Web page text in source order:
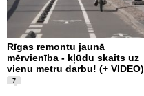
Rīgas remontu jaunā
mērvienība - kļūdu skaits uz
vienu metru darbu! (+ VIDEO)
7